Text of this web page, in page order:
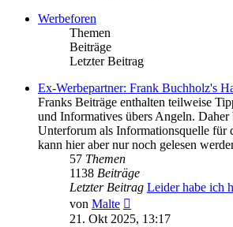
Werbeforen
Themen
Beiträge
Letzter Beitrag
Ex-Werbepartner: Frank Buchholz's
Franks Beiträge enthalten teilweise
und Informatives übers Angeln. Daher
Unterforum als Informationsquelle für
kann hier aber nur noch gelesen
57 Themen
1138 Beiträge
Letzter Beitrag Leider habe ich
von Malte
Beitrag
21. Okt 2025, 13:17